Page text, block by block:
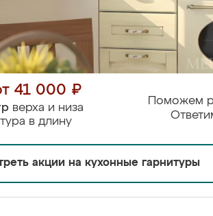
41 000 ₽
верха и низа
в длину
Поможем
акции на кухонные гарнитуры